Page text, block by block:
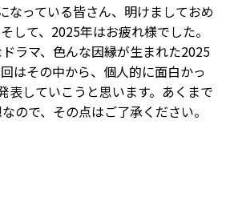
なっている皆さん、明けましておめ
して、2025年はお疲れ様でした。
ラマ、色んな因縁が生まれた2025
はその中から、個人的に面白かっ
表していこうと思います。あくまで
ので、その点はご了承ください。